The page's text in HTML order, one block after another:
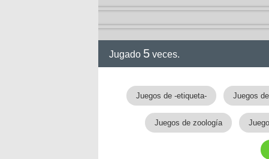
Jugado 5 veces.
Juegos de -etiqueta- Juegos
Juegos de zoología